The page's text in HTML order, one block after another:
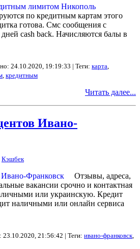
по кредитным картам этого
готова. Смс сообщения с
cash back. Начисляются балы в
24.10.2020, 19:19:33 | Теги: карта,
, кредитным
Читать далее...
Ивано-
Кэшбек
Отзывы, адреса,
вакансии срочно и контактная
или украинскую. Кредит
наличными или онлайн сервиса
21:56:42 | Теги: ивано-франковск,